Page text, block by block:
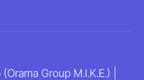
(Orama Group Μ.Ι.Κ.Ε.) |